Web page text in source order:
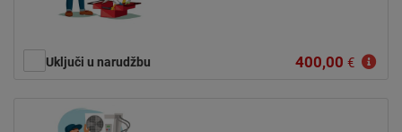
Uključi u narudžbu 400,00 €